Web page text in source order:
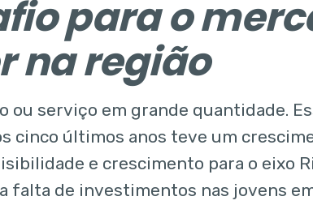
para o
na região
ou serviço em grande quantidade.
cinco últimos anos teve um
e crescimento para o eixo
falta de investimentos nas jovens